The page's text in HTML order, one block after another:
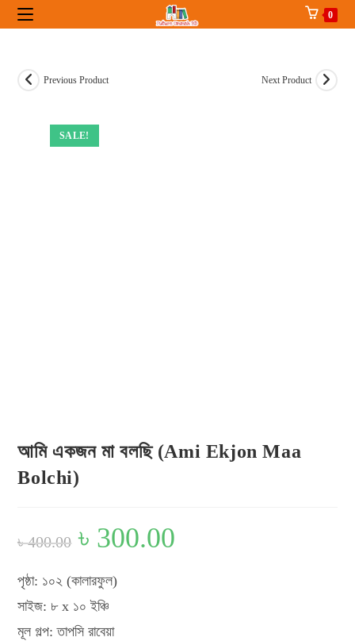
Skip
to
0
SALE!
Previous Product Next Product
আমি একজন মা বলছি (Ami Ekjon Maa
Bolchi)
৳400.00
Original
price
৳ 300.00
পৃষ্ঠা: ১০২ (কালারফুল)
সাইজ: ৮ x ১০ ইঞ্চি
মূল গল্প: তাপসি রাবেয়া